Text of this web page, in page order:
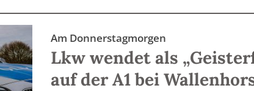
Am Donnerstagmorgen
Lkw wendet als
auf der A1 bei